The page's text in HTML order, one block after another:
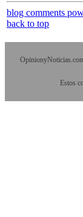
blog comments
back to top
Estos